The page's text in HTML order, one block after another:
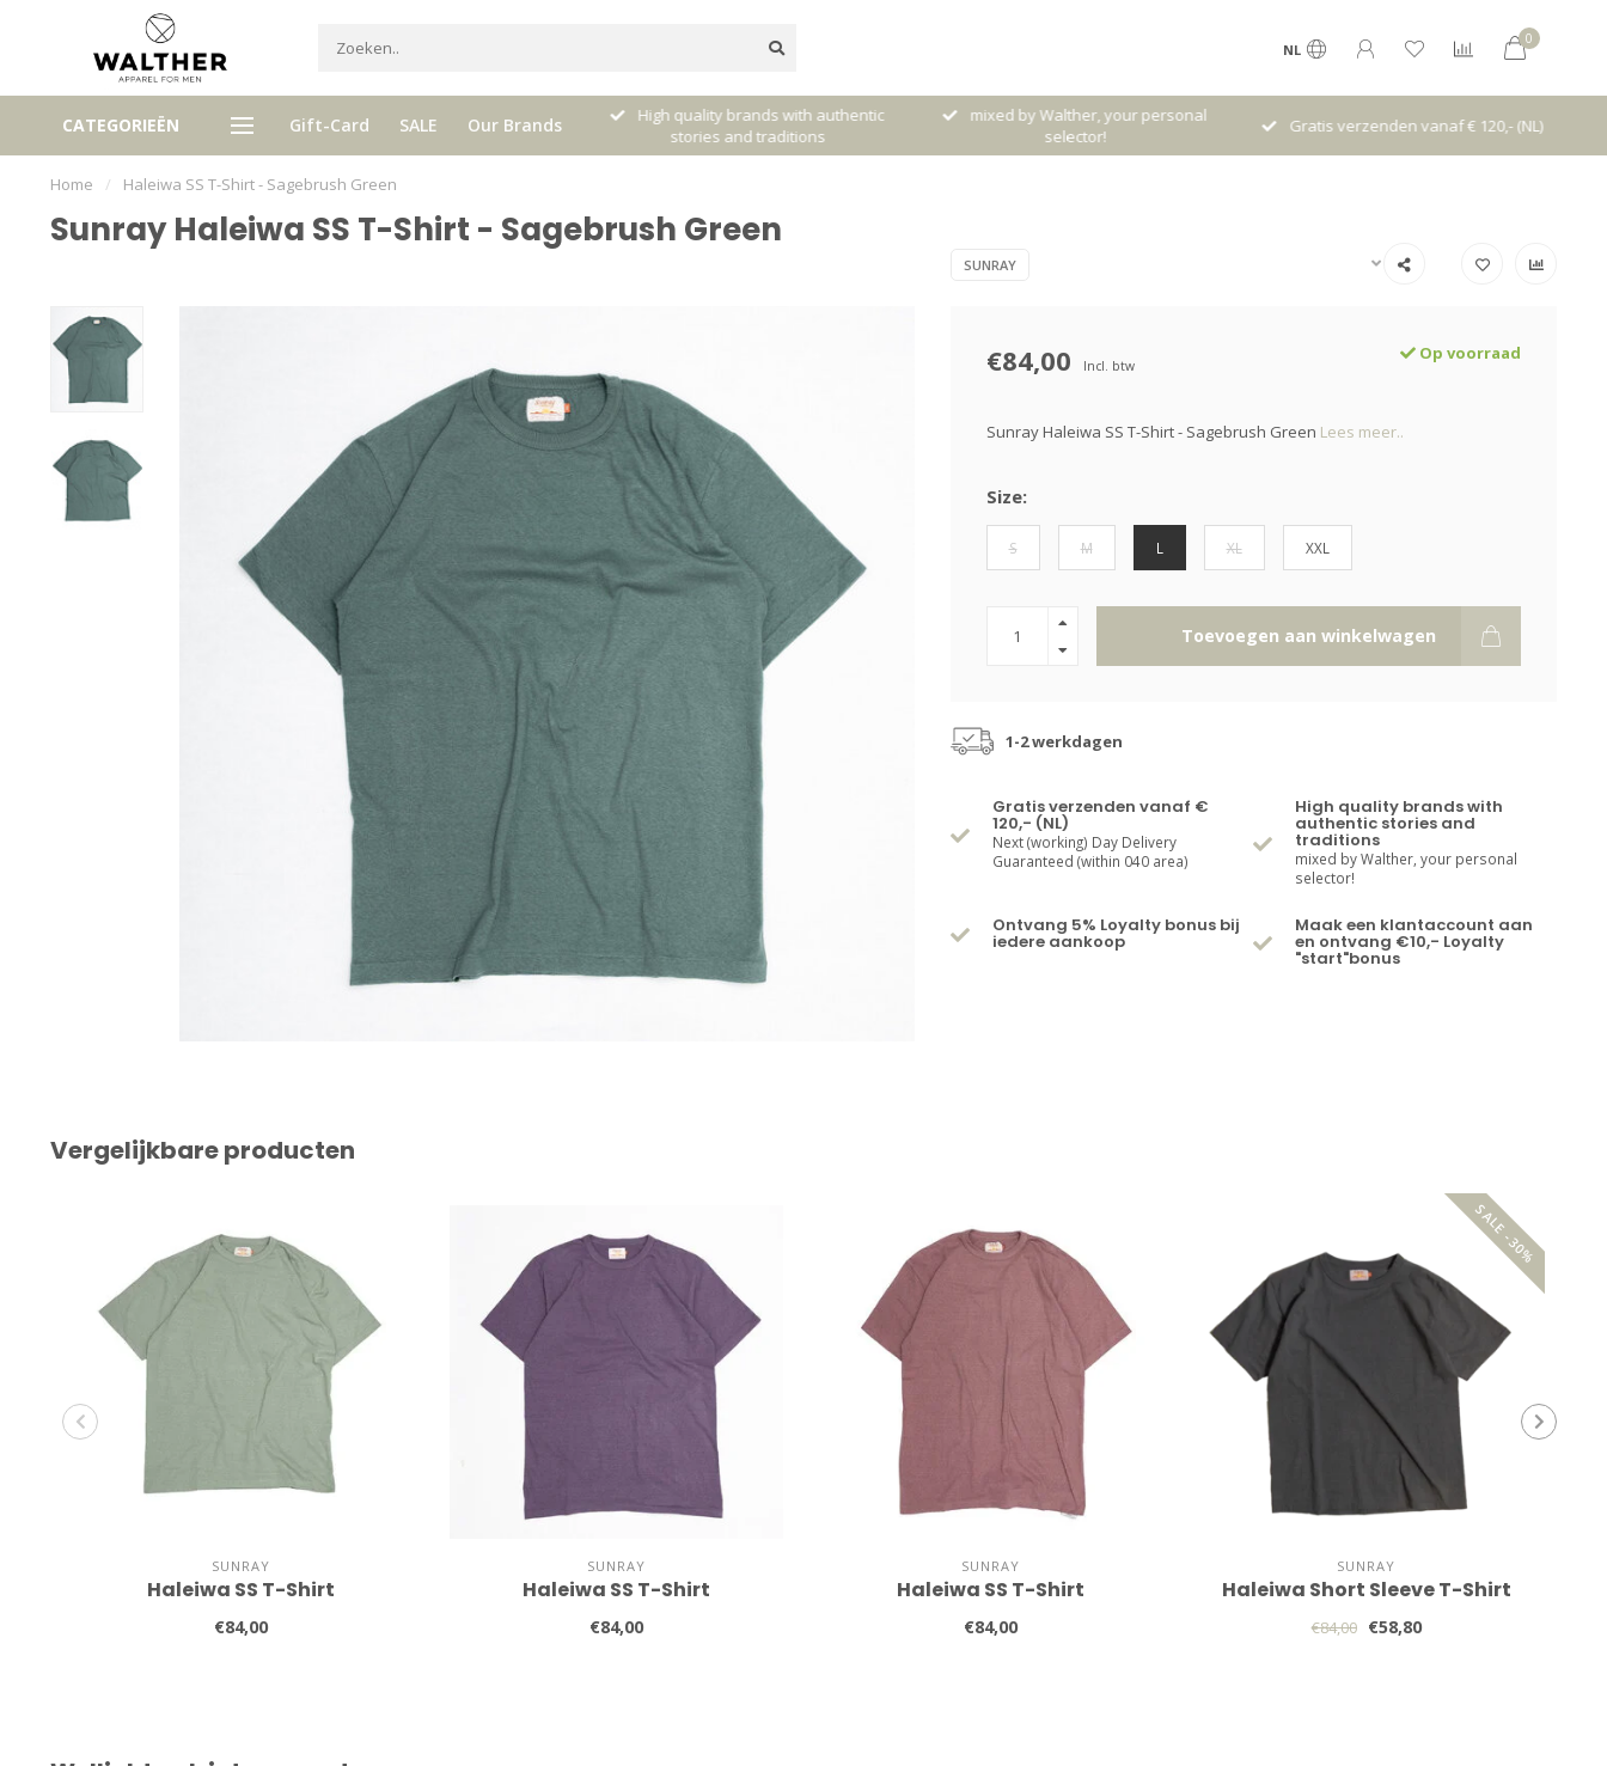
NL
0
CATEGORIEËN Gift-Card SALE Our Brands
verzenden vanaf € 120,- (NL)
Ontvang 5% Loyalty bonus bij iedere
aankoop
High quality brands with authentic
stories and traditions
mixed by Walther, your personal
selector!
Gratis verzenden vanaf € 120,- (NL)
Home / Haleiwa SS T-Shirt - Sagebrush Green
Sunray Haleiwa SS T-Shirt - Sagebrush Green
SUNRAY
€84,00 Incl. btw
Op voorraad
Sunray Haleiwa SS T-Shirt - Sagebrush Green Lees meer..
Size:
S M L XL XXL
Toevoegen aan winkelwagen
1-2 werkdagen
Gratis verzenden vanaf €
120,- (NL)
Next (working) Day Delivery
Guaranteed (within 040 area)
High quality brands with
authentic stories and
traditions
mixed by Walther, your personal
selector!
Ontvang 5% Loyalty bonus bij
iedere aankoop
Maak een klantaccount aan
en ontvang €10,- Loyalty
"start"bonus
Vergelijkbare producten
SUNRAY
Haleiwa SS T-Shirt
€84,00
SUNRAY
Haleiwa SS T-Shirt
€84,00
SUNRAY
Haleiwa SS T-Shirt
€84,00
SALE -30%
SUNRAY
Haleiwa Short Sleeve T-Shirt
€84,00 €58,80